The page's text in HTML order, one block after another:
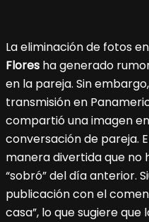
La eliminación de fotos
Flores ha generado
en la pareja. Sin
transmisión en
compartió una imagen
conversación de pareja.
manera divertida que no
“sobró” del día anterior.
publicación con el
casa”, lo que sugiere